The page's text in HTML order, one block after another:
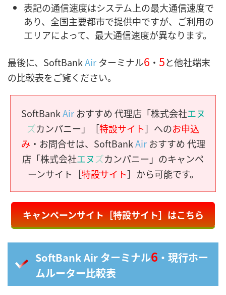
表記の通信速度はシステム上の最大通信速度で
あり、全国主要都市で提供中ですが、ご利用の
エリアによって、最大通信速度が異なります。
最後に、SoftBankAir ターミナル6 ・ 5と他社端末
の比較表をご覧ください。
SoftBankAirおすすめ 代理店「株式会社エヌ
ズカンパニー」［特設サイト］へのお申込
み ・お問合せは、SoftBankAirおすすめ 代理
店「株式会社エヌズカンパニー」のキャンペ
ーンサイト［特設サイト］から可能です。
キャンペーンサイト［特設サイト］はこちら
SoftBank Air ターミナル6 ・現行ホー
ムルーター比較表